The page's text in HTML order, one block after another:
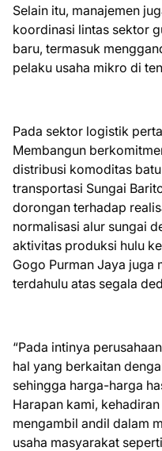
Selain itu, manajemen
koordinasi lintas sektor
baru, termasuk
pelaku usaha mikro di
Pada sektor logistik
Membangun
distribusi komoditas
transportasi Sungai
dorongan terhadap
normalisasi alur sungai
aktivitas produksi hulu
Gogo Purman Jaya juga
terdahulu atas segala
“Pada intinya
hal yang berkaitan
sehingga harga-harga
Harapan kami,
mengambil andil dalam
usaha masyarakat